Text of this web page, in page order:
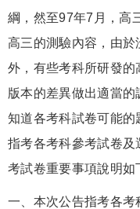
綱，然至97年7月，高
高三的測驗內容，由於
外，有些考科所研發的
版本的差異做出適當
知道各考科試卷可能
指考各考科參考試卷
考試卷重要事項說明如
一、本次公告指考各